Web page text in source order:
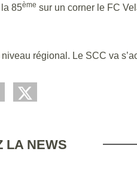
85ème sur un corner le FC
régional. Le SCC va
LA NEWS